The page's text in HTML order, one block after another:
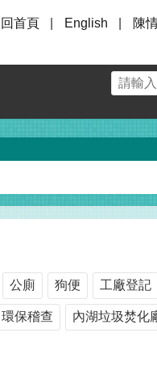
回首頁 English 陳
公廁 狗便 工廠登記
環保稽查 內湖垃圾焚化